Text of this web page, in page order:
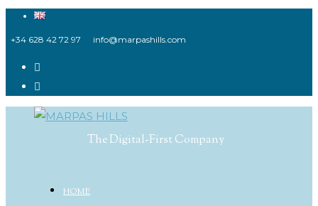
al
+34 628 42 72 97 info@marpashills.com
The Digital-First Company
HOME